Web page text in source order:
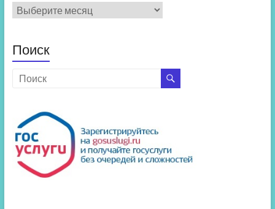
Архив
новостей
Поиск